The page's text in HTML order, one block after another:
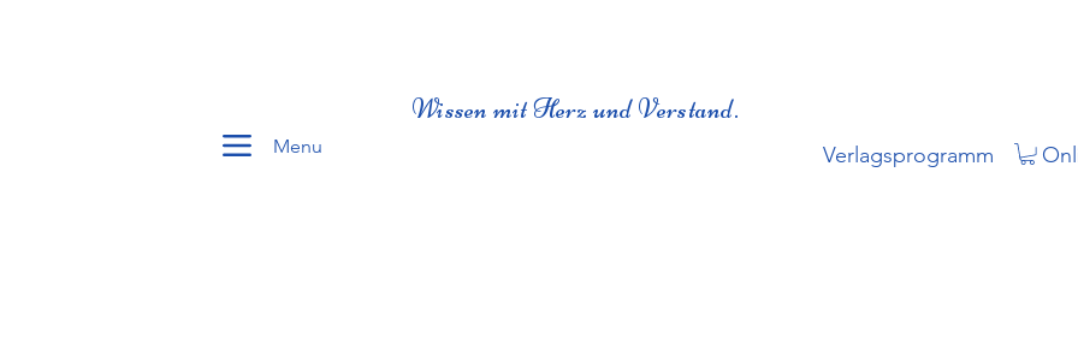
Menu
Wissen mit Herz und Verstand.
Verlagsprogramm